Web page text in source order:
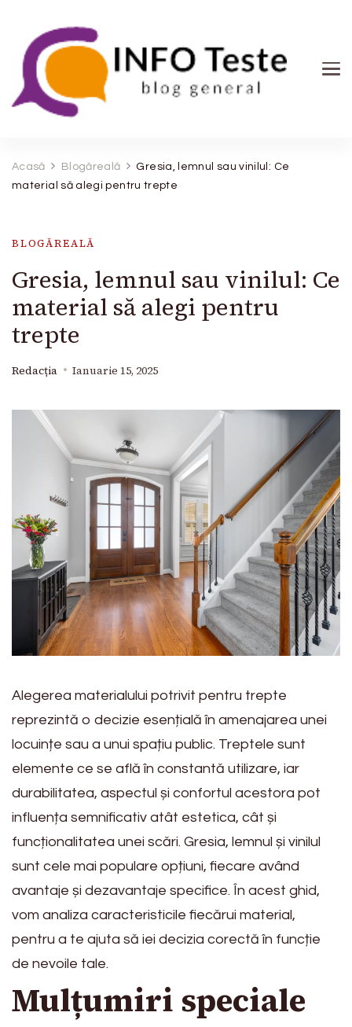
Acasă Blogăreală
Gresia, lemnul sau vinilul: Ce
material să alegi pentru trepte
BLOGĂREALĂ
Gresia, lemnul sau vinilul: Ce
material să alegi pentru
trepte
Redacția Ianuarie 15, 2025
Alegerea materialului potrivit pentru trepte
reprezintă o decizie esențială în amenajarea unei
locuințe sau a unui spațiu public. Treptele sunt
elemente ce se află în constantă utilizare, iar
durabilitatea, aspectul și confortul acestora pot
influența semnificativ atât estetica, cât și
funcționalitatea unei scări. Gresia, lemnul și vinilul
sunt cele mai populare opțiuni, fiecare având
avantaje și dezavantaje specifice. În acest ghid,
vom analiza caracteristicile fiecărui material,
pentru a te ajuta să iei decizia corectă în funcție
de nevoile tale.
Mulțumiri speciale